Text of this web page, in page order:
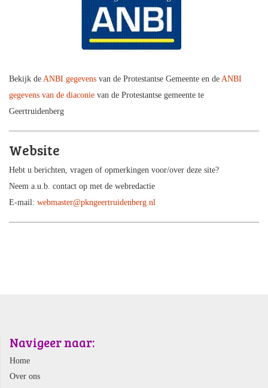
Bekijk de ANBI gegevens van de Protestantse Gemeente en de ANBI
gegevens van de diaconie van de Protestantse gemeente te
Geertruidenberg
Website
Hebt u berichten, vragen of opmerkingen voor/over deze site?
Neem a.u.b. contact op met de webredactie
E-mail: webmaster@pkngeertruidenberg.nl
Navigeer naar:
Home
Over ons